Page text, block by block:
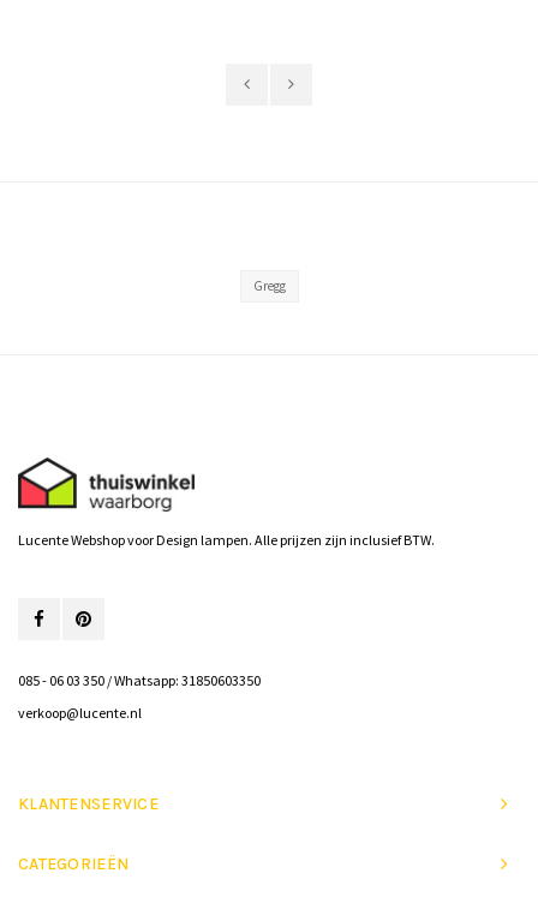
Gregg
Lucente Webshop voor Design lampen. Alle prijzen zijn inclusief BTW.
085 - 06 03 350 / Whatsapp: 31850603350
verkoop@lucente.nl
KLANTENSERVICE
CATEGORIEËN